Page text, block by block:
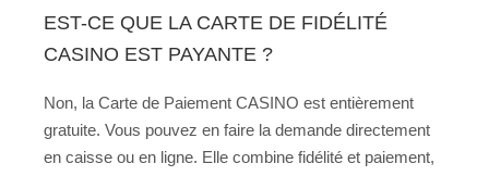
EST-CE QUE LA CARTE DE FIDÉLITÉ
CASINO EST PAYANTE ?
Non, la Carte de Paiement CASINO est entièrement
gratuite. Vous pouvez en faire la demande directement
en caisse ou en ligne. Elle combine fidélité et paiement,